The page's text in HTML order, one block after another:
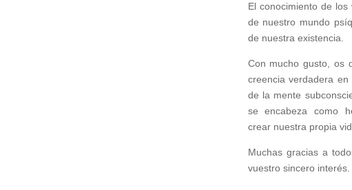
El conocimiento de
de nuestro mundo
de nuestra existencia.
Con mucho gusto, os
creencia verdadera
de la mente
se encabeza como
crear nuestra propia
Muchas gracias a
vuestro sincero interés.